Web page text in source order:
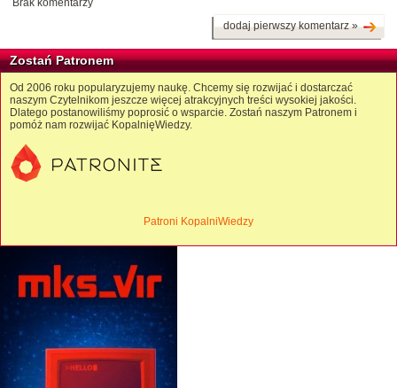
Brak komentarzy
dodaj pierwszy komentarz »
Zostań Patronem
Od 2006 roku popularyzujemy naukę. Chcemy się rozwijać i dostarczać
naszym Czytelnikom jeszcze więcej atrakcyjnych treści wysokiej jakości.
Dlatego postanowiliśmy poprosić o wsparcie. Zostań naszym Patronem i
pomóż nam rozwijać KopalnięWiedzy.
Patroni KopalniWiedzy